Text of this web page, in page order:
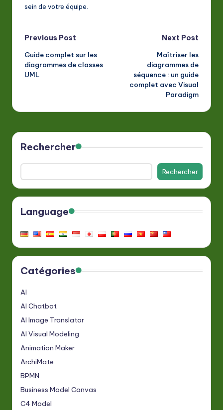
sein de votre équipe.
Post
navigation
Previous Post
Guide complet sur les
diagrammes de classes
UML
Next Post
Maîtriser les
diagrammes de
séquence : un guide
complet avec Visual
Paradigm
Rechercher
Rechercher
Language
Catégories
AI
AI Chatbot
AI Image Translator
AI Visual Modeling
Animation Maker
ArchiMate
BPMN
Business Model Canvas
C4 Model